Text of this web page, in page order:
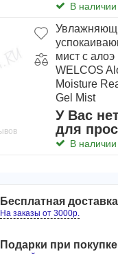
В наличии
мист с алоэ
WELCOS
Moisture
Gel Mist
У Вас
для
В наличии
Бесплатная доставка
На заказы от 3000р.
Подарки при покупке